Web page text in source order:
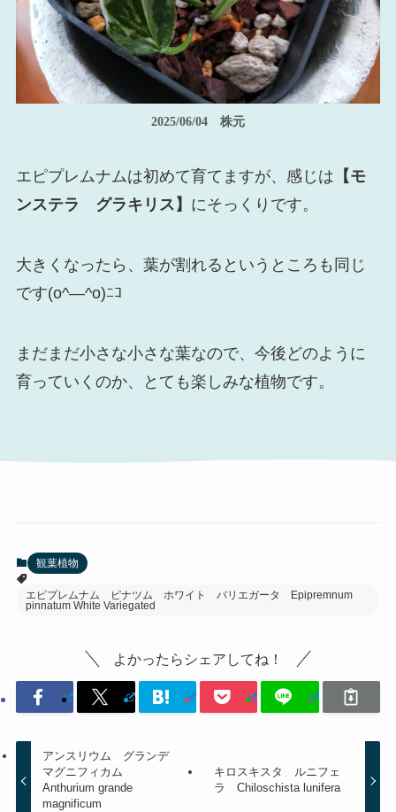
2025/06/04 株元
エピプレムナムは初めて育てますが、感じは 【モ
ンステラ グラキリス】 にそっくりです。
大きくなったら、葉が割れるというところも同じ
です(o^―^o)ﾆｺ
まだまだ小さな小さな葉なので、今後どのように
育っていくのか、とても楽しみな植物です。
観葉植物
エピプレムナム ピナツム ホワイト バリエガータ Epipremnum
pinnatum White Variegated
よかったらシェアしてね！
アンスリウム グランデ
マグニフィカム
Anthurium grande
magnificum
キロスキスタ ルニフェ
ラ Chiloschista lunifera